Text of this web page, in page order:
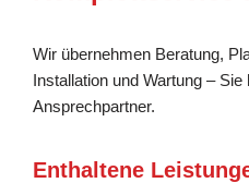
Wir übernehmen Beratung,
Installation und Wartung – Sie
Ansprechpartner.
Enthaltene